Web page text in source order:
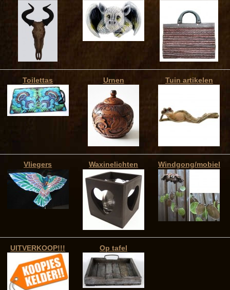
Toilettas Urnen Tuin artikelen
Vliegers Waxinelichten Windgong/mobiel
UITVERKOOP!!! Op tafel